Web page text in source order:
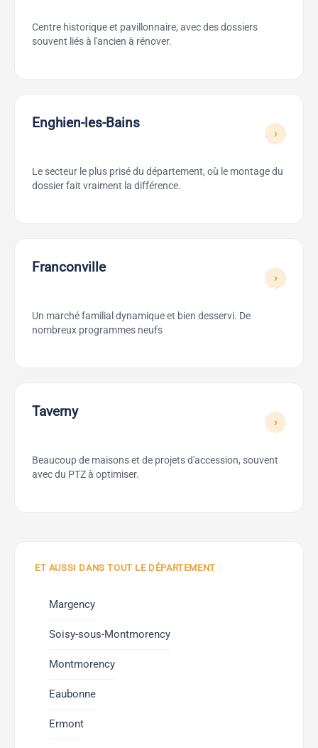
Centre historique et pavillonnaire, avec des dossiers
souvent liés à l'ancien à rénover.
Enghien-les-Bains
›
Le secteur le plus prisé du département, où le montage du
dossier fait vraiment la différence.
Franconville
›
Un marché familial dynamique et bien desservi. De
nombreux programmes neufs
Taverny
›
Beaucoup de maisons et de projets d'accession, souvent
avec du PTZ à optimiser.
ET AUSSI DANS TOUT LE DÉPARTEMENT
Margency
Soisy-sous-Montmorency
Montmorency
Eaubonne
Ermont